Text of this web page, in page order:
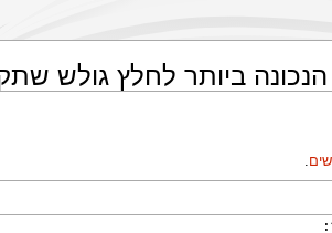
ביותר לחלץ גולש
.